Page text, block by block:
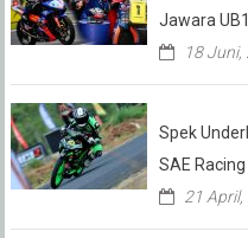
Jawara
18 Juni,
Spek
SAE
21 April,